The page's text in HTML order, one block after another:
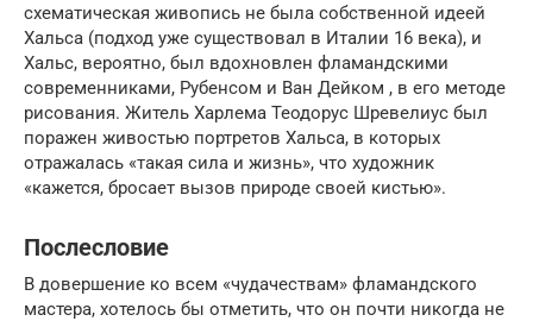
схематическая живопись не была собственной идеей
Хальса (подход уже существовал в Италии 16 века), и
Хальс, вероятно, был вдохновлен фламандскими
современниками, Рубенсом и Ван Дейком , в его методе
рисования. Житель Харлема Теодорус Шревелиус был
поражен живостью портретов Хальса, в которых
отражалась «такая сила и жизнь», что художник
«кажется, бросает вызов природе своей кистью».
Послесловие
В довершение ко всем «чудачествам» фламандского
мастера, хотелось бы отметить, что он почти никогда не